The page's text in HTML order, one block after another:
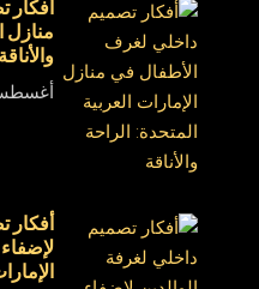
أفكار
منازل
والأناقة
أغسطس 22,
أفكار